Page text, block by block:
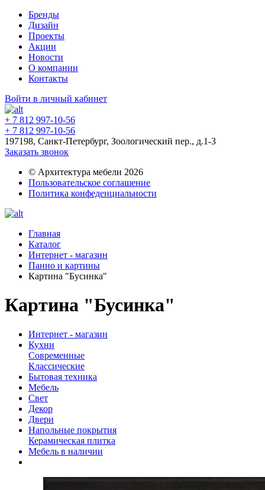
Бренды
Дизайн
Проекты
Акции
Новости
О компании
Контакты
Войти в личный кабинет
+ 7 812 997-10-56
+ 7 812 997-10-56
197198, Санкт-Петербург, Зоологический пер., д.1-3
Заказать звонок
© Архитектура мебели 2026
Пользовательское соглашение
Политика конфеденциальности
Главная
Каталог
Интернет - магазин
Панно и картины
Картина "Бусинка"
Картина "Бусинка"
Интернет - магазин
Кухни
Современные
Классические
Бытовая техника
Мебель
Свет
Декор
Двери
Напольные покрытия
Керамическая плитка
Мебель в наличии